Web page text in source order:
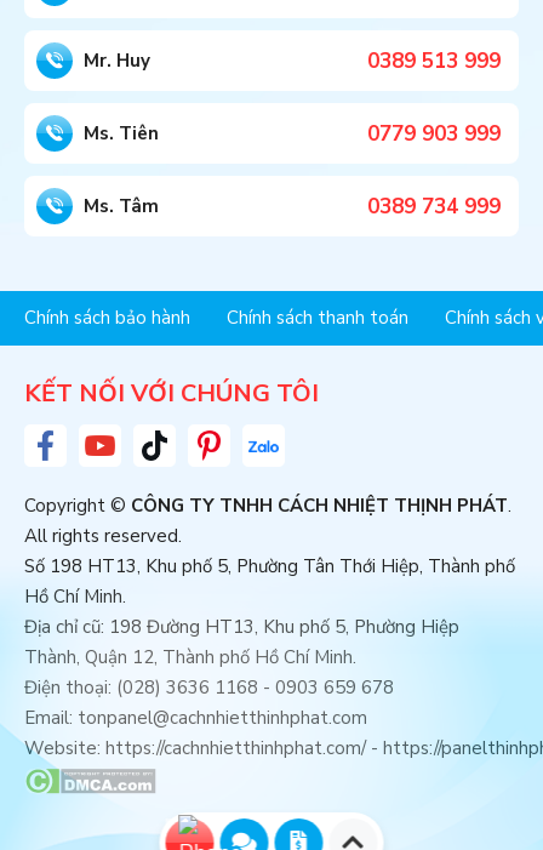
Mr. Huy 0389 513 999
Ms. Tiên 0779 903 999
Ms. Tâm 0389 734 999
Chính sách bảo hành Chính sách thanh toán Chính sách
KẾT NỐI VỚI CHÚNG TÔI
Copyright © CÔNG TY TNHH CÁCH NHIỆT THỊNH PHÁT.
All rights reserved.
Số 198 HT13, Khu phố 5, Phường Tân Thới Hiệp, Thành phố
Hồ Chí Minh.
Địa chỉ cũ: 198 Đường HT13, Khu phố 5, Phường Hiệp
Thành, Quận 12, Thành phố Hồ Chí Minh.
Điện thoại: (028) 3636 1168 - 0903 659 678
Email: tonpanel@cachnhietthinhphat.com
Website: https://cachnhietthinhphat.com/- https://
Zalo
Chat với chúng tôi trên
Messenger
Gửi email